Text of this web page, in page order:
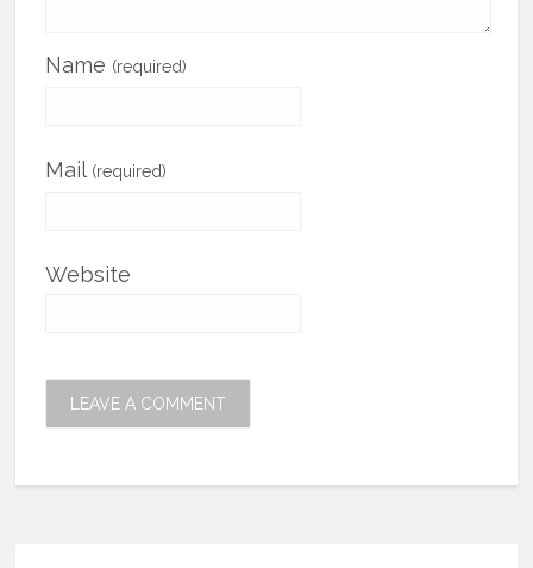
Name (required)
Mail (required)
Website